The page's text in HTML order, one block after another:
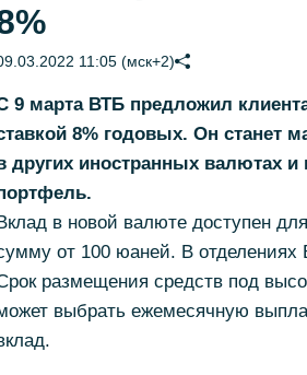
11:05 (мск+2)
9 марта ВТБ предложил
8% годовых. Он станет
других иностранных валютах
в новой валюте доступен
от 100 юаней. В отделениях
размещения средств под
выбрать ежемесячную